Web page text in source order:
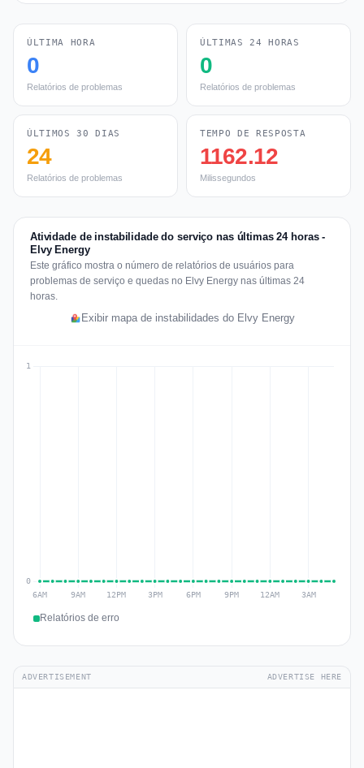
ÚLTIMA HORA
0
Relatórios de problemas
ÚLTIMAS 24 HORAS
0
Relatórios de problemas
ÚLTIMOS 30 DIAS
24
Relatórios de problemas
TEMPO DE RESPOSTA
1162.12
Milissegundos
Atividade de instabilidade do serviço nas últimas 24 horas -
Elvy Energy
Este gráfico mostra o número de relatórios de usuários para
problemas de serviço e quedas no Elvy Energy nas últimas 24
horas.
Exibir mapa de instabilidades do Elvy Energy
Relatórios de erro
ADVERTISEMENT ADVERTISE HERE